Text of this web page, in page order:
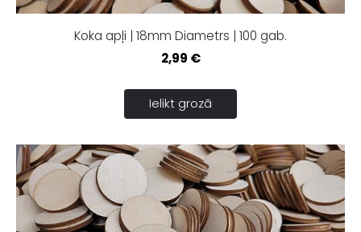
Koka apļi | 18mm Diametrs | 100 gab.
2,99 €
Ielikt grozā